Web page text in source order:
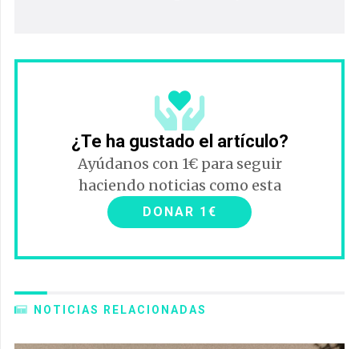
¿Te ha gustado el artículo?
Ayúdanos con 1€ para seguir
haciendo noticias como esta
DONAR 1€
NOTICIAS RELACIONADAS